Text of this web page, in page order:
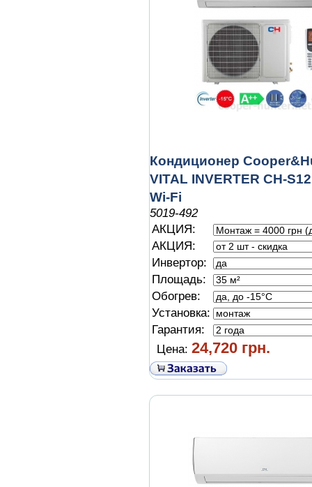
Кондиционер
VITAL INVERTER CH-
Wi-Fi
5019-492
АКЦИЯ:
АКЦИЯ:
Инвертор:
Площадь:
Обогрев:
Установка:
Гарантия:
Цена: 24,720 грн.